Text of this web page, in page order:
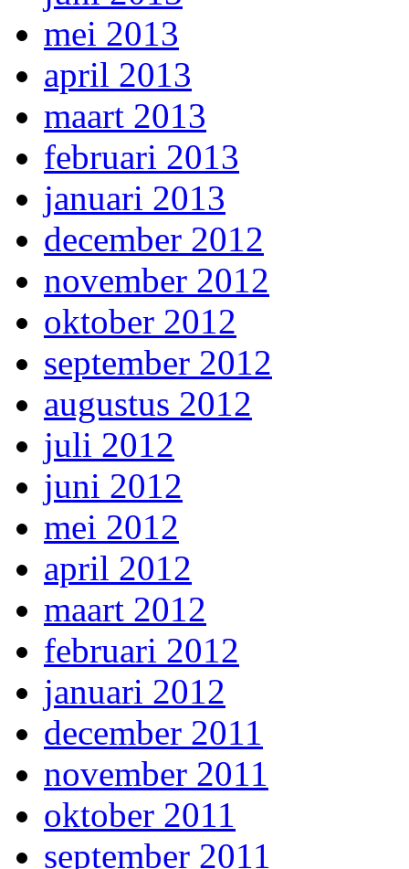
mei 2013
april 2013
maart 2013
februari 2013
januari 2013
december 2012
november 2012
oktober 2012
september 2012
augustus 2012
juli 2012
juni 2012
mei 2012
april 2012
maart 2012
februari 2012
januari 2012
december 2011
november 2011
oktober 2011
september 2011